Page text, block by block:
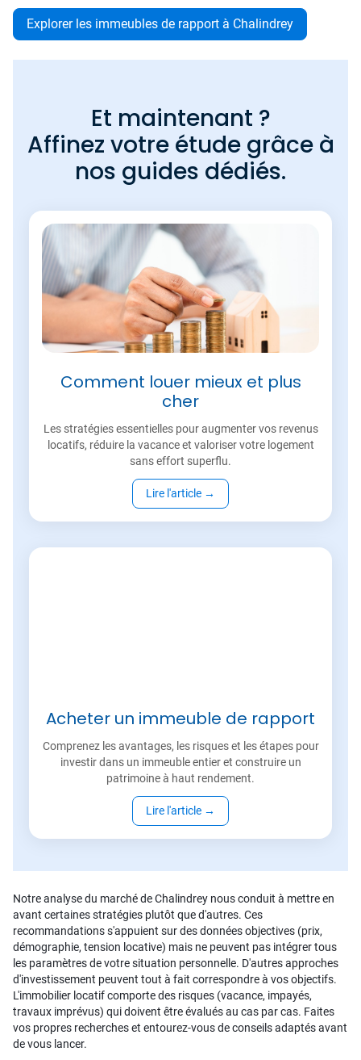
Explorer les immeubles de rapport à Chalindrey
Et maintenant ?
Affinez votre étude grâce à
nos guides dédiés.
Comment louer mieux et plus
cher
Les stratégies essentielles pour augmenter vos revenus
locatifs, réduire la vacance et valoriser votre logement
sans effort superflu.
Lire l'article →
Acheter un immeuble de rapport
Comprenez les avantages, les risques et les étapes pour
investir dans un immeuble entier et construire un
patrimoine à haut rendement.
Lire l'article →
Notre analyse du marché de Chalindrey nous conduit à mettre en
avant certaines stratégies plutôt que d'autres. Ces
recommandations s'appuient sur des données objectives (prix,
démographie, tension locative) mais ne peuvent pas intégrer tous
les paramètres de votre situation personnelle. D'autres approches
d'investissement peuvent tout à fait correspondre à vos objectifs.
L'immobilier locatif comporte des risques (vacance, impayés,
travaux imprévus) qui doivent être évalués au cas par cas. Faites
vos propres recherches et entourez-vous de conseils adaptés avant
de vous lancer.